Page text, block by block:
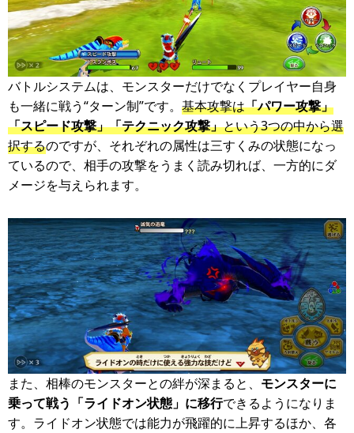
バトルシステムは、モンスターだけでなくプレイヤー自身
も一緒に戦う“ターン制”です。 基本攻撃は「パワー攻撃」
「スピード攻撃」「テクニック攻撃」という3つの中から選
択するのですが、それぞれの属性は三すくみの状態になっ
ているので、相手の攻撃をうまく読み切れば、一方的にダ
メージを与えられます。
また、相棒のモンスターとの絆が深まると、 モンスターに
乗って戦う「ライドオン状態」に移行できるようになりま
す。ライドオン状態では能力が飛躍的に上昇するほか、各